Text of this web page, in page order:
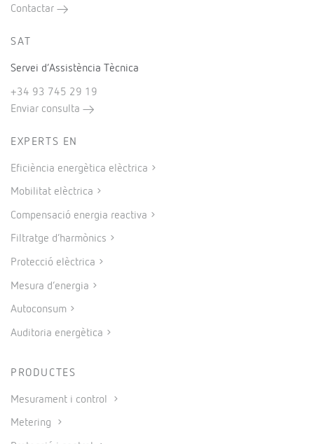
Contactar
SAT
Servei d’Assistència Tècnica
+34 93 745 29 19
Enviar consulta
EXPERTS EN
Eficiència energètica elèctrica
Mobilitat elèctrica
Compensació energia reactiva
Filtratge d’harmònics
Protecció elèctrica
Mesura d’energia
Autoconsum
Auditoria energètica
PRODUCTES
Mesurament i control
Metering